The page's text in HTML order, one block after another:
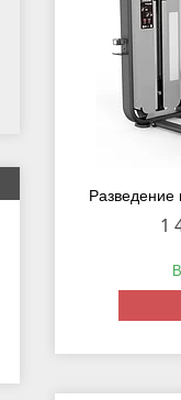
Разведение
1